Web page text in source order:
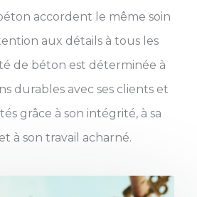
accordent le même soin
aux détails à tous les
de béton est déterminée à
durables avec ses clients et
grâce à son intégrité, à sa
à son travail acharné.